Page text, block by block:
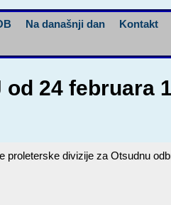
Na današnji dan
Kontakt
24 februara
divizije za Otsudnu